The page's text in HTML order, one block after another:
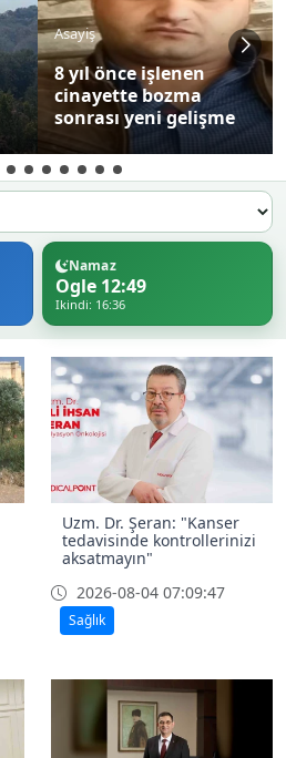
Asayiş
Gaziantep’te 43 kişiyi
300 milyon TL
dolandıran 3 şahıs
yakalandı
Namaz
Ogle 12:49
Ikindi: 16:36
Uzm. Dr. Şeran: "Kanser
tedavisinde kontrollerinizi
aksatmayın"
2026-08-04 07:09:47
Sağlık